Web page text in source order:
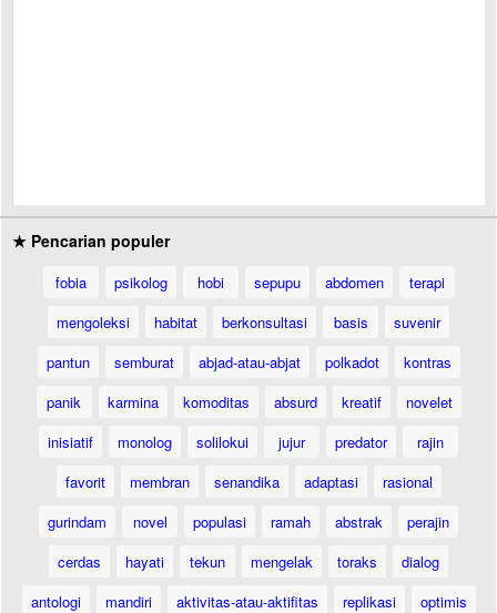
★ Pencarian populer
fobia psikolog hobi sepupu abdomen
terapi
mengoleksi
habitat berkonsultasi basis
suvenir
pantun
semburat abjad-atau-abjat polkadot
kontras
panik
karmina komoditas absurd kreatif
novelet
inisiatif
monolog solilokui jujur predator
rajin
favorit
membran senandika adaptasi
rasional
gurindam
novel populasi ramah abstrak
perajin
cerdas
hayati tekun mengelak toraks
dialog
antologi
mandiri aktivitas-atau-aktifitas replikasi optimis